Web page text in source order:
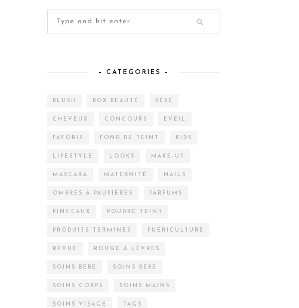
– CATEGORIES –
BLUSH BOX BEAUTÉ BÉBÉ
CHEVEUX CONCOURS EVEIL
FAVORIS FOND DE TEINT KIDS
LIFESTYLE LOOKS MAKE-UP
MASCARA MATERNITÉ NAILS
OMBRES À PAUPIÈRES PARFUMS
PINCEAUX POUDRE TEINT
PRODUITS TERMINÉS PUÉRICULTURE
REVUE ROUGE À LÈVRES
SOINS BÉBÉ SOINS BÉBÉ
SOINS CORPS SOINS MAINS
SOINS VISAGE TAGS